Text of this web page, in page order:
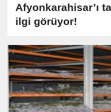
Afyonkarahisar’ı
ilgi görüyor!